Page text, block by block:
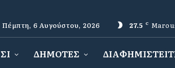
Πέμπτη, 6 Αυγούστου, 2026 27.5 C
ΔΗΜΟΤΕΣ